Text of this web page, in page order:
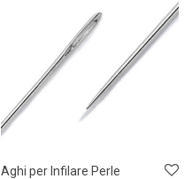
Aghi per Infilare Perle